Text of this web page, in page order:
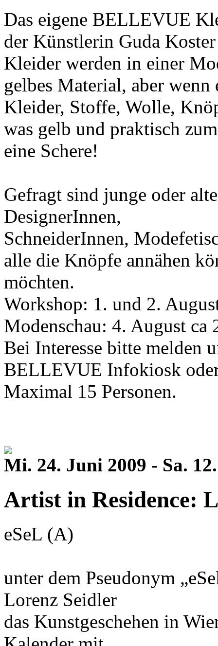
Das eigene BELLEVUE
der Künstlerin Guda
Kleider werden in einer
gelbes Material, aber
Kleider, Stoffe, Wolle,
was gelb und praktisch
eine Schere!
Gefragt sind junge oder
DesignerInnen,
SchneiderInnen,
alle die Knöpfe annähen
möchten.
Workshop: 1. und 2.
Modenschau: 4. August ca
Bei Interesse bitte melden
BELLEVUE Infokiosk
Maximal 15 Personen.
Mi. 24. Juni 2009 - Sa.
Artist in Residence:
eSeL (A)
unter dem Pseudonym
Lorenz Seidler
das Kunstgeschehen in